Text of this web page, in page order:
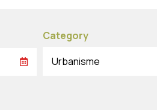
Category
Urbanisme